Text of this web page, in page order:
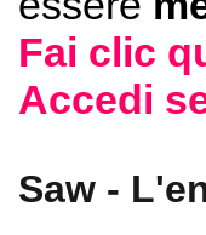
Fai clic
Accedi
Saw -